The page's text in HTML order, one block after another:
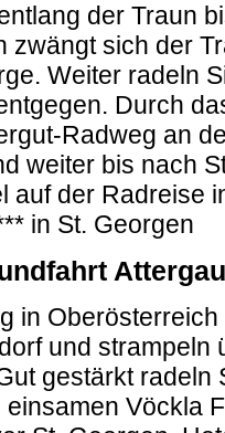
der Traun
zwängt sich der
Weiter radeln
Durch
Radweg an
weiter bis nach
auf der Radreise
in St. Georgen
in
und strampeln
gestärkt radeln
einsamen Vöckla